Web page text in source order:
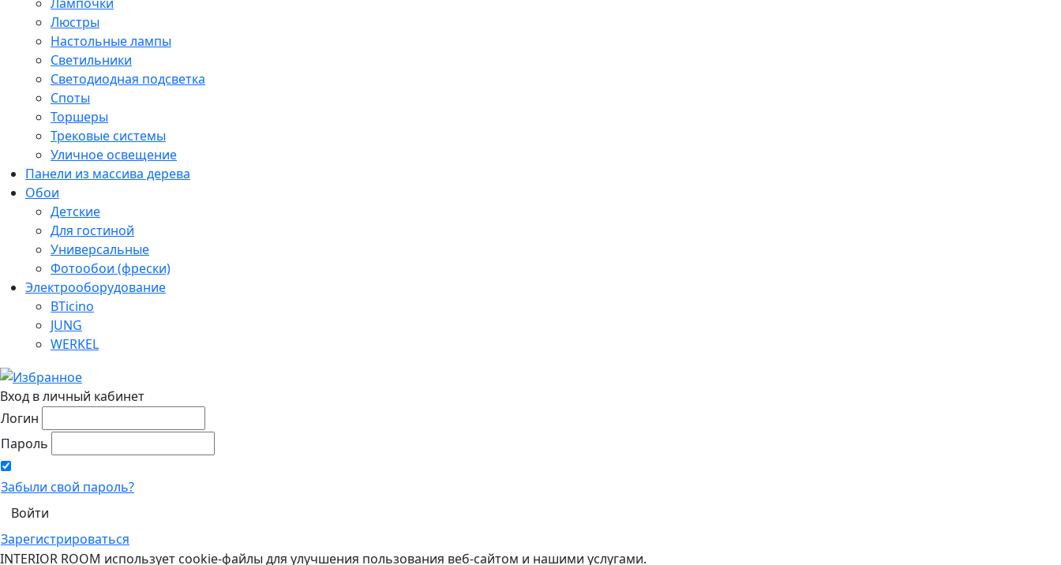
Люстры
Настольные лампы
Светильники
Светодиодная подсветка
Споты
Торшеры
Трековые системы
Уличное освещение
Панели из массива дерева
Обои
Детские
Для гостиной
Универсальные
Фотообои (фрески)
Электрооборудование
BTicino
JUNG
WERKEL
Вход в личный кабинет
Логин
Пароль
Забыли свой пароль?
Зарегистрироваться
INTERIOR ROOM использует cookie-файлы для улучшения пользования веб-сайтом и нашими услугами.